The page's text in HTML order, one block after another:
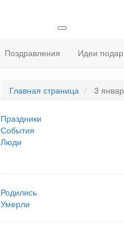
Поздравления Идеи
Главная страница 3
Праздники
События
Люди
Родились
Умерли